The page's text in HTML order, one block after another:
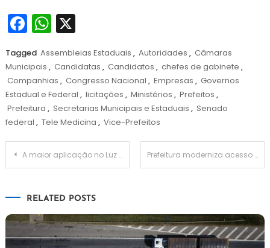
Facebook
WhatsApp
X
Tagged Assembleias Estaduais , Autoridades , Câmaras
Municipais , Candidatas , Candidatos , chefes de gabinete ,
Companhias , Congresso Nacional , Empresas , Governos
Estadual e Federal , licitações , Ministérios , Prefeitos ,
Prefeitura , Secretarias Municipais e Estaduais , Senado
federal , Tele Medicina , Vice-Prefeitos
Navegação
A maior aplicação no Luz para Todos desde a criação do programa foi registrada no primeiro semestre de 2024 Prefeitura moderniza acesso à memória cultural e à história de Uberlândia através de plataforma online do Arquivo Público
RELATED POSTS